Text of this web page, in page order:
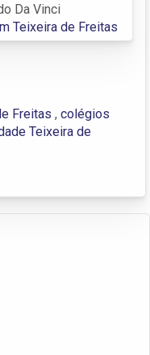
Da Vinci
Teixeira de Freitas
Freitas , colégios
Teixeira de